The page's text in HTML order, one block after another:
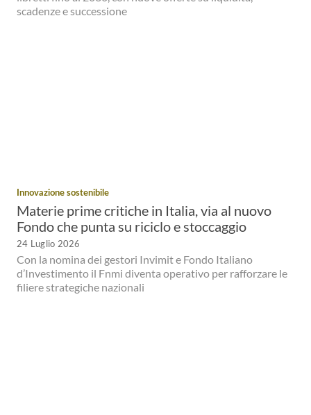
scadenze e successione
Innovazione sostenibile
Materie prime critiche in Italia, via al nuovo
Fondo che punta su riciclo e stoccaggio
24 Luglio 2026
Con la nomina dei gestori Invimit e Fondo Italiano
d’Investimento il Fnmi diventa operativo per rafforzare le
filiere strategiche nazionali